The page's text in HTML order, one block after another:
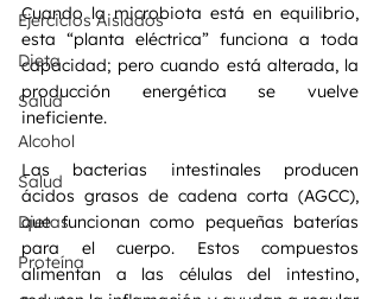
Ejercicios Aislados
Dieta
Salud
Alcohol
Salud
Dietas
Proteína
Cuando la microbiota está en equilibrio,
esta “planta eléctrica” funciona a toda
capacidad; pero cuando está alterada, la
producción energética se vuelve
ineficiente.
Las bacterias intestinales producen
ácidos grasos de cadena corta (AGCC),
que funcionan como pequeñas baterías
para el cuerpo. Estos compuestos
alimentan a las células del intestino,